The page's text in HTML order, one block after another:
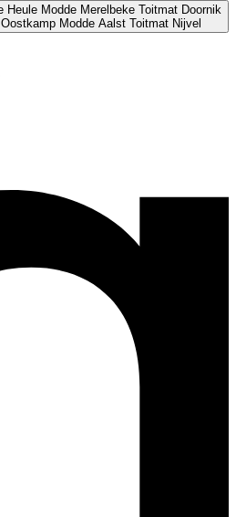
Heule Modde Merelbeke Toitmat Doornik
Modde Aalst Toitmat Nijvel